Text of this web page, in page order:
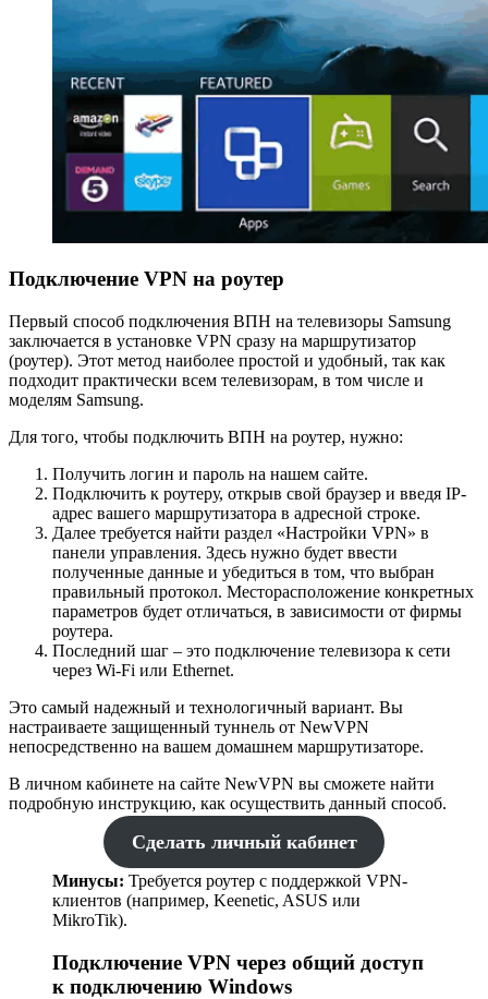
Подключение VPN на роутер
Первый способ подключения ВПН на телевизоры Samsung
заключается в установке VPN сразу на маршрутизатор
(роутер). Этот метод наиболее простой и удобный, так как
подходит практически всем телевизорам, в том числе и
моделям Samsung.
Для того, чтобы подключить ВПН на роутер, нужно:
Получить логин и пароль на нашем сайте.
Подключить к роутеру, открыв свой браузер и введя IP-
адрес вашего маршрутизатора в адресной строке.
Далее требуется найти раздел «Настройки VPN» в
панели управления. Здесь нужно будет ввести
полученные данные и убедиться в том, что выбран
правильный протокол. Месторасположение конкретных
параметров будет отличаться, в зависимости от фирмы
роутера.
Последний шаг – это подключение телевизора к сети
через Wi-Fi или Ethernet.
Это самый надежный и технологичный вариант. Вы
настраиваете защищенный туннель от NewVPN
непосредственно на вашем домашнем маршрутизаторе.
В личном кабинете на сайте NewVPN вы сможете найти
подробную инструкцию, как осуществить данный способ.
Сделать личный кабинет
Минусы: Требуется роутер с поддержкой VPN-
клиентов (например, Keenetic, ASUS или
MikroTik).
Подключение VPN через общий доступ
к подключению Windows